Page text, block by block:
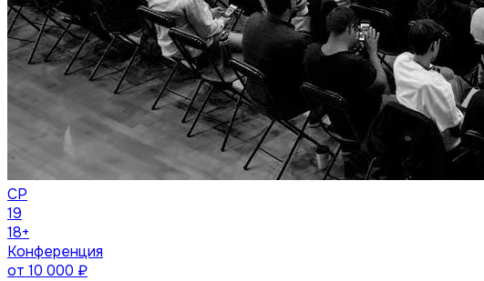
СР
19
18+
Конференция
от 10 000 ₽